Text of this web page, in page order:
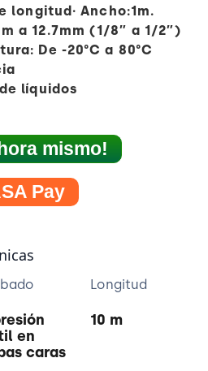
longitud· Ancho:1m.
a 12.7mm (1/8″ a 1/2″)
De -20°C a 80°C
líquidos
mismo!
Pay
en
caras
Longitud
10 m